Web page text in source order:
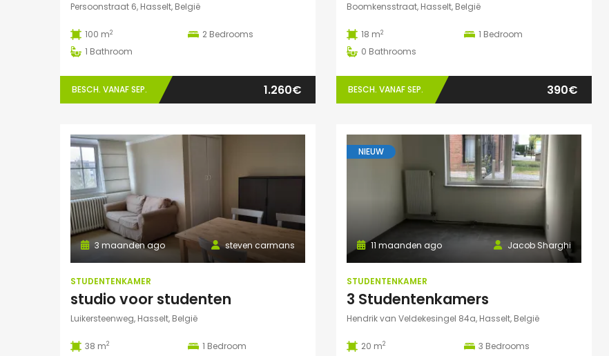
Persoonstraat 6, Hasselt, België
100 m2 2 Bedrooms
1 Bathroom
BESCH. VANAF SEP. 1.260€
Boomkensstraat, Hasselt, België
18 m2 1 Bedroom
0 Bathrooms
BESCH. VANAF SEP. 390€
steven carmans
3 maanden ago
STUDENTENKAMER
studio voor studenten
Luikersteenweg, Hasselt, België
38 m2 1 Bedroom
NIEUW
Jacob Sharghi
11 maanden ago
STUDENTENKAMER
3 Studentenkamers
Hendrik van Veldekesingel 84a, Hasselt, België
20 m2 3 Bedrooms